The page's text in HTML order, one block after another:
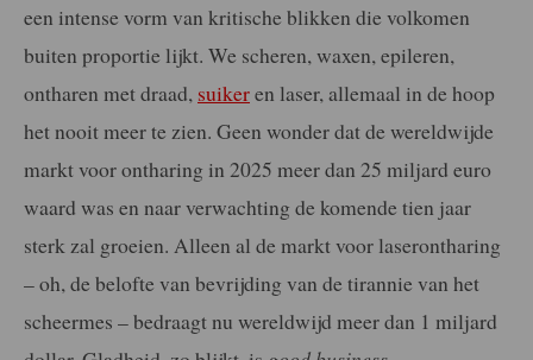
een intense vorm van kritische blikken die volkomen
buiten proportie lijkt. We scheren, waxen, epileren,
ontharen met draad, suikeren laser, allemaal in de hoop
het nooit meer te zien. Geen wonder dat de wereldwijde
markt voor ontharing in 2025 meer dan 25 miljard euro
waard was en naar verwachting de komende tien jaar
sterk zal groeien. Alleen al de markt voor laserontharing
– oh, de belofte van bevrijding van de tirannie van het
scheermes – bedraagt nu wereldwijd meer dan 1 miljard